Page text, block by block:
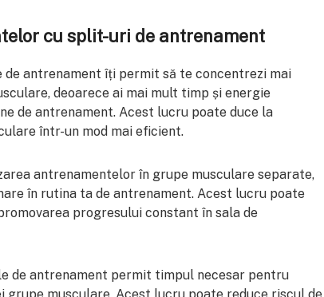
cu split-uri de antrenament
antrenament îți permit să te concentrezi mai
deoarece ai mai mult timp și energie
de antrenament. Acest lucru poate duce la
într-un mod mai eficient.
antrenamentelor în grupe musculare separate,
în rutina ta de antrenament. Acest lucru poate
progresului constant în sala de
de antrenament permit timpul necesar pentru